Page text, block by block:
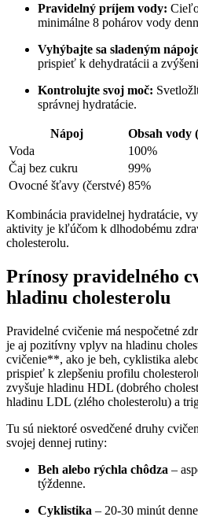
Pravidelný príjem vody:
minimálne 8 pohárov vody
Vyhýbajte sa sladeným
prispieť k dehydratácii a
Kontrolujte svoj moč:
správnej hydratácie.
Nápoj
Obsah vody
Voda
100%
Čaj bez cukru
99%
Ovocné šťavy (čerstvé) 85%
Kombinácia pravidelnej hydratácie,
aktivity je kľúčom k dlhodobému
cholesterolu.
Prínosy pravidelného
hladinu cholesterolu
Pravidelné cvičenie má nespočetné
je aj pozitívny vplyv na hladinu
cvičenie**, ako je beh, cyklistika
prispieť k zlepšeniu profilu
zvyšuje hladinu HDL (dobrého
hladinu LDL (zlého cholesterolu) a
Tu sú niektoré osvedčené druhy
svojej dennej rutiny:
Beh alebo rýchla chôdza –
týždenne.
Cyklistika – 20-30 minút